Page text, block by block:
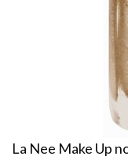
La Nee Make Up